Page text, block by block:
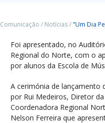
Comunicação / Notícias/"Um Dia
Foi apresentado, no
Regional do Norte, com o
por alunos da Escola de
A cerimónia de lançamento
por Rui Medeiros, Diretor
Coordenadora Regional
Nelson Ferreira que